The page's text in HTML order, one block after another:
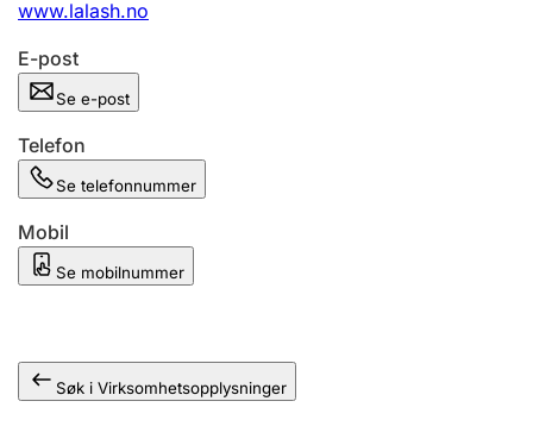
Andre tema
www.lalash.no
E-post
Se e-post
Telefon
Se telefonnummer
Mobil
Se mobilnummer
Søk i Virksomhetsopplysninger